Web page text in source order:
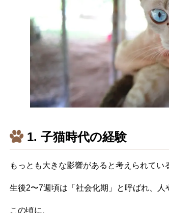
1. 子猫時代の経験
もっとも大きな影響があると考えられてい
生後2〜7週頃は「社会化期」と呼ばれ、人
この頃に、